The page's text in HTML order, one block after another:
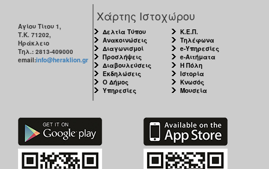
Αγίου Τίτου 1,
Τ.Κ. 71202,
Ηράκλειο
Τηλ.: 2813-409000
email:info@heraklion.gr
Χάρτης Ιστοχώρου
Δελτία Τύπου
Ανακοινώσεις
Διαγωνισμοί
Προσλήψεις
Διαβουλεύσεις
Εκδηλώσεις
Ο Δήμος
Υπηρεσίες
Κ.Ε.Π.
Τηλέφωνα
e-Υπηρεσίες
e-Αιτήματα
Η Πόλη
Ιστορία
Κνωσός
Μουσεία